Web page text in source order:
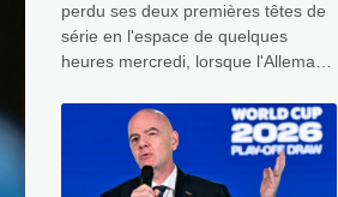
perdu ses deux premières têtes de
série en l'espace de quelques
heures mercredi, lorsque l'Allemand
Félix Auger-Aliassime ont tous deux
quitté le tableau.